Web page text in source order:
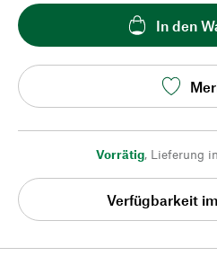
In den
Vorrätig, Lieferung
Verfügbarkeit